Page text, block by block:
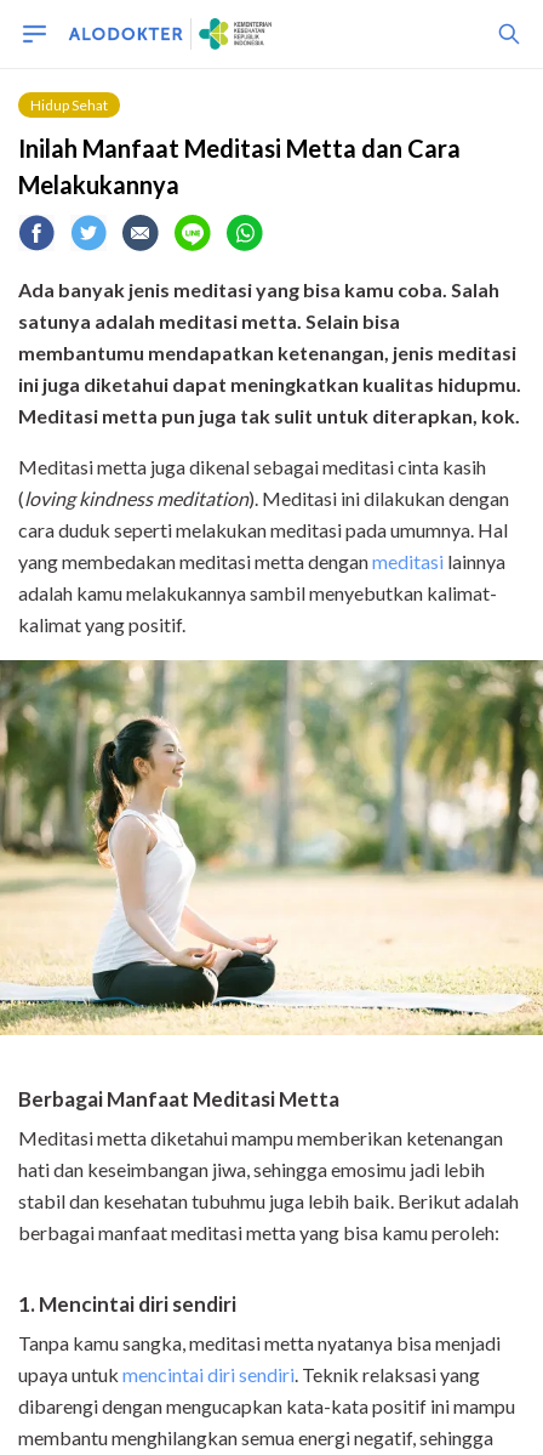
Hidup Sehat
Inilah Manfaat Meditasi Metta dan Cara
Melakukannya
Ada banyak jenis meditasi yang bisa kamu coba. Salah
satunya adalah meditasi metta. Selain bisa
membantumu mendapatkan ketenangan, jenis meditasi
ini juga diketahui dapat meningkatkan kualitas hidupmu.
Meditasi metta pun juga tak sulit untuk diterapkan, kok.
Meditasi metta juga dikenal sebagai meditasi cinta kasih
(loving kindness meditation). Meditasi ini dilakukan dengan
cara duduk seperti melakukan meditasi pada umumnya. Hal
yang membedakan meditasi metta denganmeditasi lainnya
adalah kamu melakukannya sambil menyebutkan kalimat-
kalimat yang positif.
Berbagai Manfaat Meditasi Metta
Meditasi metta diketahui mampu memberikan ketenangan
hati dan keseimbangan jiwa, sehingga emosimu jadi lebih
stabil dan kesehatan tubuhmu juga lebih baik. Berikut adalah
berbagai manfaat meditasi metta yang bisa kamu peroleh:
1. Mencintai diri sendiri
Tanpa kamu sangka, meditasi metta nyatanya bisa menjadi
upaya untuk mencintai diri sendiri. Teknik relaksasi yang
dibarengi dengan mengucapkan kata-kata positif ini mampu
membantu menghilangkan semua energi negatif, sehingga